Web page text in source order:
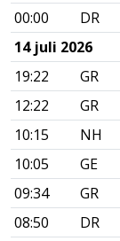
00:00
DR
14 juli 2026
19:22
GR
12:22
GR
10:15
NH
10:05
GE
09:34
GR
08:50
DR